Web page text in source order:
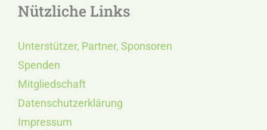
Nützliche Links
Unterstützer, Partner, Sponsoren
Spenden
Mitgliedschaft
Datenschutzerklärung
Impressum